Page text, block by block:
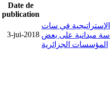
Date de
publication
3-jui-2018
في سات
ميدانية على بعض
المؤسسات الجزائرية